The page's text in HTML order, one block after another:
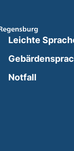
window)
Leichte
Notfall